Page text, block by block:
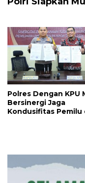
Polres Dengan KPU
Bersinergi Jaga
Kondusifitas Pemilu